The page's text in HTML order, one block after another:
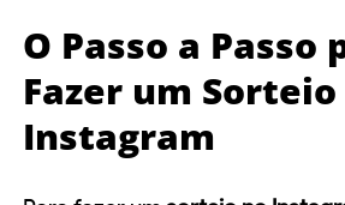
O Passo a Passo
Fazer um
Instagram